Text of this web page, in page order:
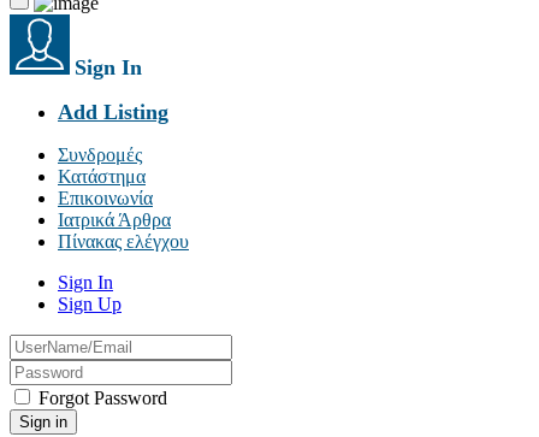
Sign In
Add Listing
Συνδρομές
Κατάστημα
Επικοινωνία
Ιατρικά Άρθρα
Πίνακας ελέγχου
Sign In
Sign Up
Forgot Password